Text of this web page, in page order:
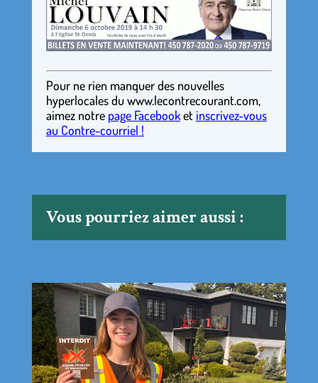
Pour ne rien manquer des nouvelles
hyperlocalesdu www.lecontrecourant.com,
aimez notre page Facebooket inscrivez-vous
au Contre-courriel !
Vous pourriez aimer aussi :